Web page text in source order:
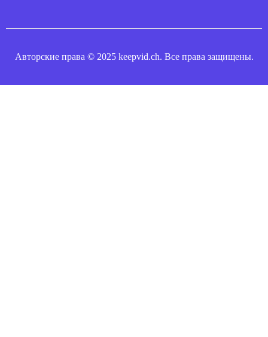
Авторские права © 2025 keepvid.ch. Все права защищены.